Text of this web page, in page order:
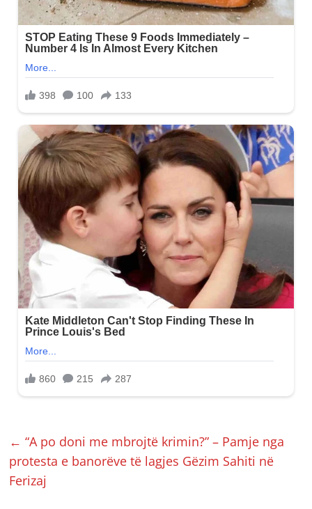
← “A po doni me mbrojtë krimin?” – Pamje nga
protesta e banorëve të lagjes Gëzim Sahiti në
Ferizaj